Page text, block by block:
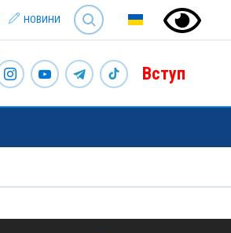
SEARCH
НОВИНИ
Вступ